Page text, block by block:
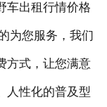
车出租行情价格
为您服务，我们
方式，让您满意
人性化的普及型